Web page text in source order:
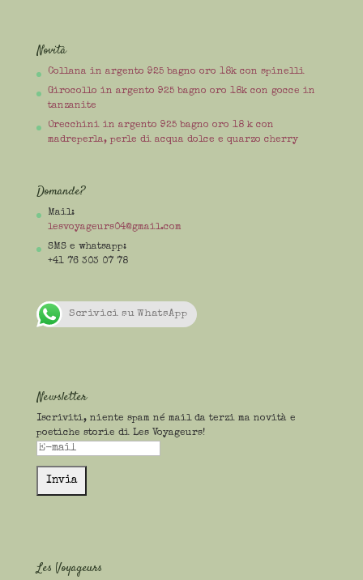
Novità
Collana in argento 925 bagno oro 18k con spinelli
Girocollo in argento 925 bagno oro 18k con gocce in
tanzanite
Orecchini in argento 925 bagno oro 18 k con
madreperla, perle di acqua dolce e quarzo cherry
Domande?
Mail:
lesvoyageurs04@gmail.com
SMS e whatsapp:
+41 76 303 07 78
Scrivici su WhatsApp
Newsletter
Iscriviti, niente spam né mail da terzi ma novità e
poetiche storie di Les Voyageurs!
Les Voyageurs